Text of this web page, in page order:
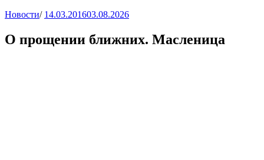
Новости/ 14.03.201603.08.2026
О прощении ближних. Масленица